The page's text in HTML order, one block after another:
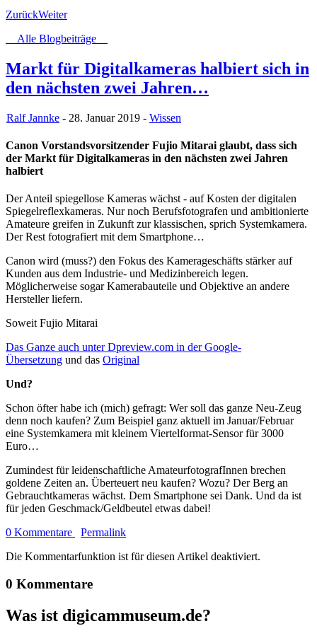
ZurückWeiter
Alle Blogbeiträge
Markt für Digitalkameras halbiert sich in
den nächsten zwei Jahren…
Ralf Jannke - 28. Januar 2019 - Wissen
Canon Vorstandsvorsitzender Fujio Mitarai glaubt, dass sich
der Markt für Digitalkameras in den nächsten zwei Jahren
halbiert
Der Anteil spiegellose Kameras wächst - auf Kosten der digitalen
Spiegelreflexkameras. Nur noch Berufsfotografen und ambitionierte
Amateure greifen in Zukunft zur klassischen, sprich Systemkamera.
Der Rest fotografiert mit dem Smartphone…
Canon wird (muss?) den Fokus des Kamerageschäfts stärker auf
Kunden aus dem Industrie- und Medizinbereich legen.
Möglicherweise sogar Kamerabauteile und Objektive an andere
Hersteller liefern.
Soweit Fujio Mitarai
Das Ganze auch unter Dpreview.com in der Google-
Übersetzung und das Original
Und?
Schon öfter habe ich (mich) gefragt: Wer soll das ganze Neu-Zeug
denn noch kaufen? Zum Beispiel ganz aktuell im Januar/Februar
eine Systemkamera mit kleinem Viertelformat-Sensor für 3000
Euro…
Zumindest für leidenschaftliche AmateurfotografInnen brechen
goldene Zeiten an. Überteuert neu kaufen? Wozu? Der Berg an
Gebrauchtkameras wächst. Dem Smartphone sei Dank. Und da ist
für jeden Geschmack/Geldbeutel etwas dabei!
0 Kommentare
Permalink
Die Kommentarfunktion ist für diesen Artikel deaktiviert.
0 Kommentare
Was ist digicammuseum.de?